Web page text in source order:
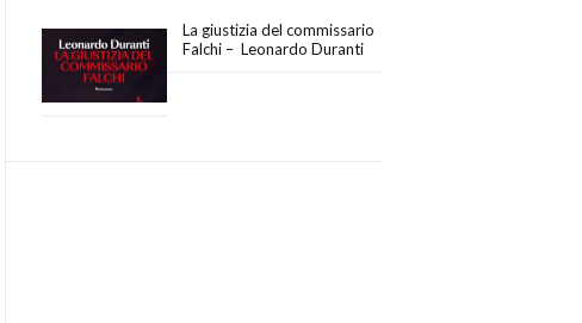
La giustizia del commissario
Falchi – Leonardo Duranti